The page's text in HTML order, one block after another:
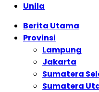
Unila
Berita Utama
Provinsi
Lampung
Jakarta
Sumatera
Sumatera